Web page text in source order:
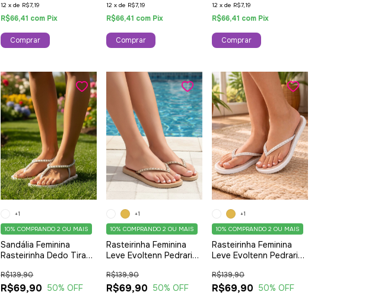
12 xde R$7,19
R$66,41 com Pix
Comprar
12 xde R$7,19
R$66,41 com Pix
Comprar
12 xde R$7,19
R$66,41 com Pix
Comprar
Sandália Feminina
Rasteirinha Dedo Tira
Branca
R$69,90
R$139,90
50% OFF
10%COMPRANDO 2 OU MAIS
+1
Rasteirinha Feminina
Leve Evoltenn Pedraria
R$69,90
R$139,90
50% OFF
10%COMPRANDO 2 OU MAIS
+1
Rasteirinha Feminina
Leve Evoltenn Pedraria
R$69,90
R$139,90
50% OFF
10%COMPRANDO 2 OU MAIS
+1